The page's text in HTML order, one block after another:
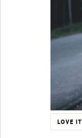
LOVE IT